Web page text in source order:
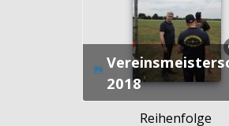
Vereinsmeisterschaft
2018
Reihenfolge